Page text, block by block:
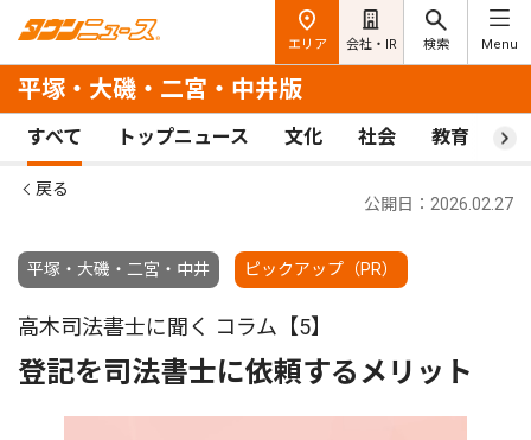
エリア 会社・IR 検索 Menu
平塚・大磯・二宮・中井版
すべて トップニュース 文化 社会 教育 ス
戻る
平塚・大磯・二宮・中井 ピックアップ（PR）
公開日：2026.02.27
高木司法書士に聞く コラム【5】
登記を司法書士に依頼するメリット